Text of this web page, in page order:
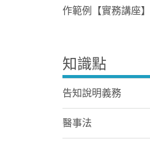
作範例【實務講座】
知識點
告知說明義務
醫事法